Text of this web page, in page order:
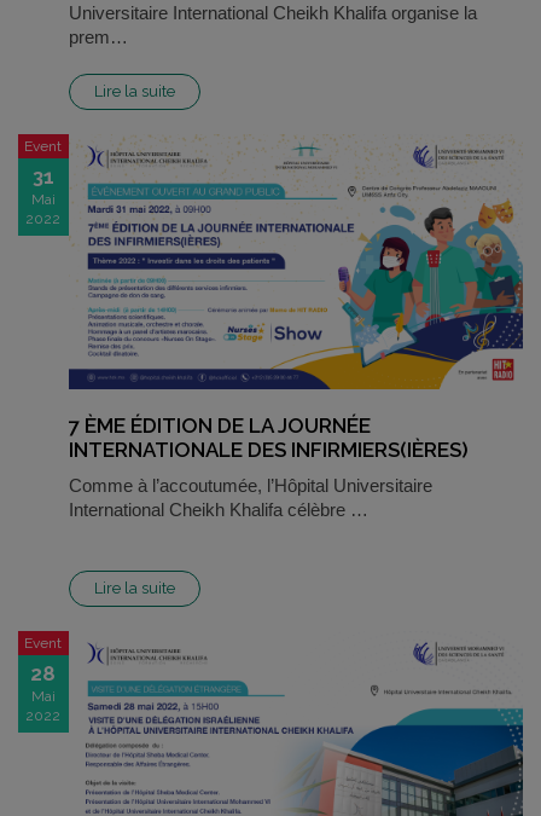
Universitaire International Cheikh Khalifa organise la
prem…
Lire la suite
Event
31
Mai
2022
7 ÈME ÉDITION DE LA JOURNÉE
INTERNATIONALE DES INFIRMIERS(IÈRES)
Comme à l’accoutumée, l’Hôpital Universitaire
International Cheikh Khalifa célèbre …
Lire la suite
Event
28
Mai
2022